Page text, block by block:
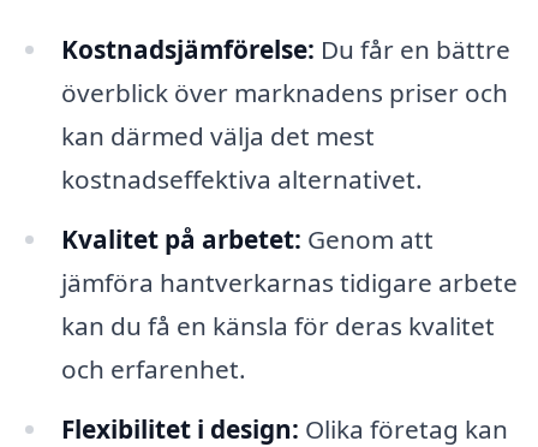
Kostnadsjämförelse: Du får en bättre
överblick över marknadens priser och
kan därmed välja det mest
kostnadseffektiva alternativet.
Kvalitet på arbetet: Genom att
jämföra hantverkarnas tidigare arbete
kan du få en känsla för deras kvalitet
och erfarenhet.
Flexibilitet i design: Olika företag kan